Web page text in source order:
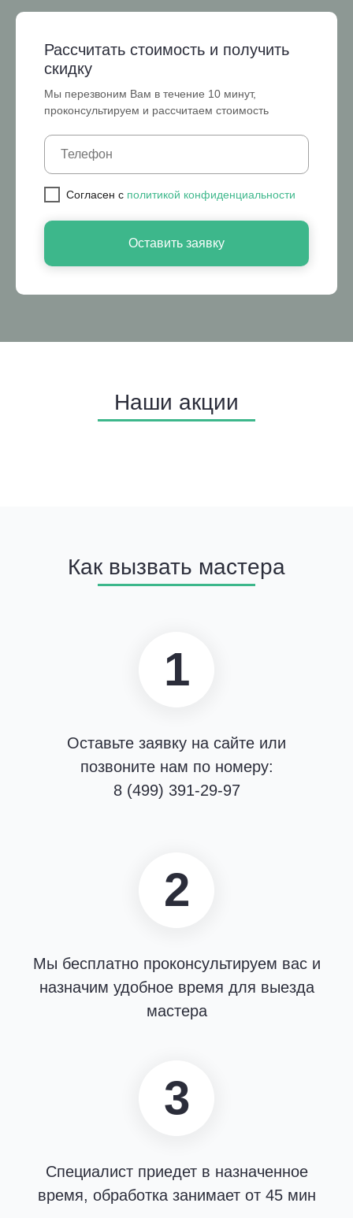
Рассчитать стоимость и получить
скидку
Мы перезвоним Вам в течение 10 минут,
проконсультируем и рассчитаем стоимость
Cогласен с политикой конфиденциальности
Оставить заявку
Наши акции
Как вызвать мастера
1
Оставьте заявку на сайте или
позвоните нам по номеру:
8 (499) 391-29-97
2
Мы бесплатно проконсультируем вас и
назначим удобное время для выезда
мастера
3
Специалист приедет в назначенное
время, обработка занимает от 45 мин